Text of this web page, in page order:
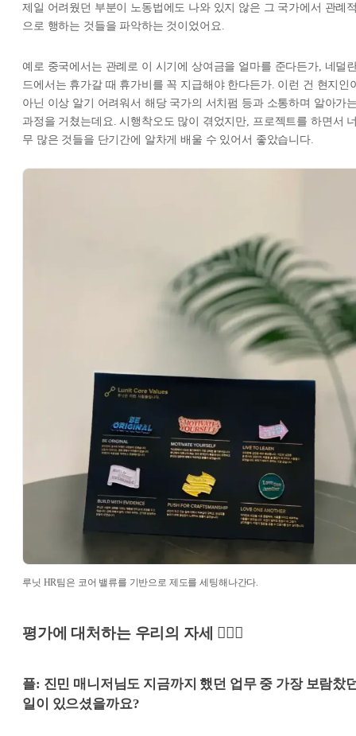
제일 어려웠던 부분이 노동법에도 나와 있지 않은 그 국가에서 관례
으로 행하는 것들을 파악하는 것이었어요.
예로 중국에서는 관례로 이 시기에 상여금을 얼마를 준다든가, 네덜
드에서는 휴가갈 때 휴가비를 꼭 지급해야 한다든가. 이런 건 현지인
아닌 이상 알기 어려워서 해당 국가의 서치펌 등과 소통하며 알아가
과정을 거쳤는데요. 시행착오도 많이 겪었지만, 프로젝트를 하면서
무 많은 것들을 단기간에 알차게 배울 수 있어서 좋았습니다.
루닛 HR팀은 코어 밸류를 기반으로 제도를 세팅해나간다.
평가에 대처하는 우리의 자세 🧘🏻‍♀️
플: 진민 매니저님도 지금까지 했던 업무 중 가장 보람찼
일이 있으셨을까요?